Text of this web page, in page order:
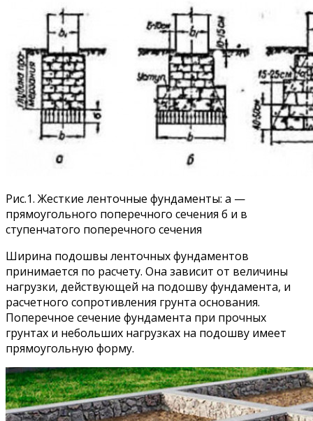
Рис.1. Жесткие ленточные фундаменты: а —
прямоугольного поперечного сечения б и в
ступенчатого поперечного сечения
Ширина подошвы ленточных фундаментов
принимается по расчету. Она зависит от величины
нагрузки, действующей на подошву фундамента, и
расчетного сопротивления грунта основания.
Поперечное сечение фундамента при прочных
грунтах и небольших нагрузках на подошву имеет
прямоугольную форму.